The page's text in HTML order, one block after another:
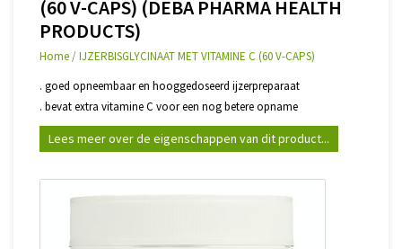
(60 V-CAPS) (DEBA PHARMA HEALTH
PRODUCTS)
Home /IJZERBISGLYCINAAT MET VITAMINE C (60 V-CAPS)
. goed opneembaar en hooggedoseerd ijzerpreparaat
. bevat extra vitamine C voor een nog betere opname
Lees meer over de eigenschappen van dit product...